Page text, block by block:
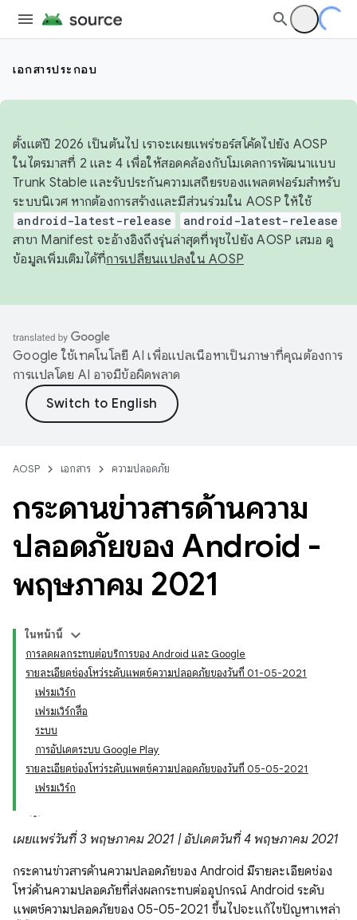
เอกสารประกอบ
ตั้งแต่ปี 2026 เป็นต้นไป เราจะเผยแพร่ซอร์สโค้ดไปยัง AOSP
ในไตรมาสที่ 2 และ 4 เพื่อให้สอดคล้องกับโมเดลการพัฒนาแบบ
Trunk Stable และรับประกันความเสถียรของแพลตฟอร์มสำหรับ
ระบบนิเวศ หากต้องการสร้างและมีส่วนร่วมใน AOSP ให้ใช้
android-latest-release android-latest-release
สาขา Manifest จะอ้างอิงถึงรุ่นล่าสุดที่พุชไปยัง AOSP เสมอ ดู
ข้อมูลเพิ่มเติมได้ที่การเปลี่ยนแปลงใน AOSP
Google ใช้เทคโนโลยี AI เพื่อแปลเนื้อหาเป็นภาษาที่คุณต้องการ
การแปลโดย AI อาจมีข้อผิดพลาด
AOSP เอกสาร ความปลอดภัย
กระดานข่าวสารด้านความ
ปลอดภัยของ Android -
พฤษภาคม 2021
ในหน้านี้
การลดผลกระทบต่อบริการของ Android และ Google
รายละเอียดช่องโหว่ระดับแพตช์ความปลอดภัยของวันที่ 01-05-2021
เฟรมเวิร์ก
เฟรมเวิร์กสื่อ
ระบบ
การอัปเดตระบบ Google Play
รายละเอียดช่องโหว่ระดับแพตช์ความปลอดภัยของวันที่ 05-05-2021
เฟรมเวิร์ก
เผยแพร่วันที่ 3 พฤษภาคม 2021 | อัปเดตวันที่ 4 พฤษภาคม 2021
กระดานข่าวสารด้านความปลอดภัยของ Android มีรายละเอียดช่อง
โหว่ด้านความปลอดภัยที่ส่งผลกระทบต่ออุปกรณ์ Android ระดับ
แพตช์ความปลอดภัยของ 05-05-2021 ขึ้นไปจะแก้ไขปัญหาเหล่า